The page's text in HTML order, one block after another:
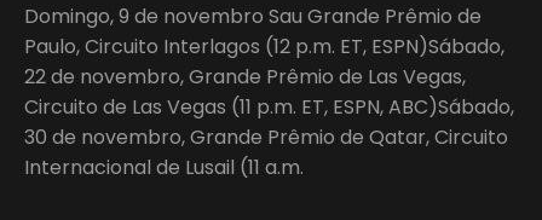
Domingo, 9 de novembro Sau Grande Prêmio de
Paulo, Circuito Interlagos (12 p.m. ET, ESPN)Sábado,
22 de novembro, Grande Prêmio de Las Vegas,
Circuito de Las Vegas (11 p.m. ET, ESPN, ABC)Sábado,
30 de novembro, Grande Prêmio de Qatar, Circuito
Internacional de Lusail (11 a.m.